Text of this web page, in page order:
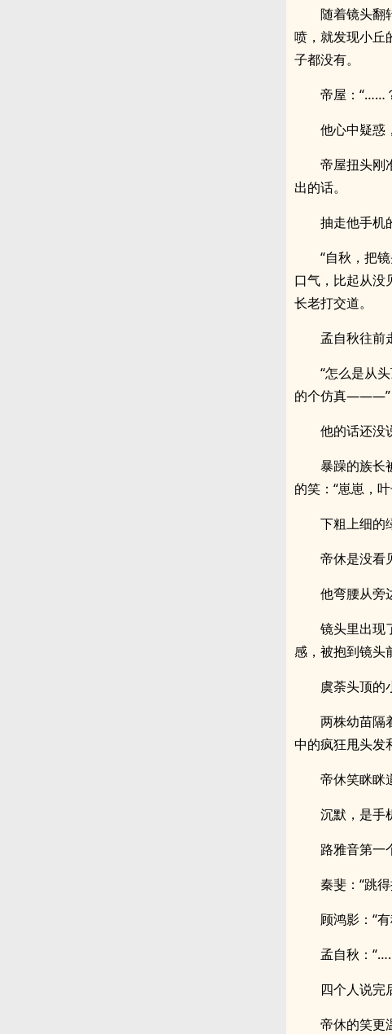
随着镜头翻
喷，就发现小丘
子都没有。
帝屋：“……
他心中疑惑
帝屋扭头刚
出的话。
抽走他手机
“自秋，把
口气，比起从没
长老打交道。
孟自秋往前
“怎么是从
的个仿真———”
他的话还没
暴躁的族长
的笑：“崽崽，
下粗上细的
帝休是没看
他弯腰从旁
镜头里出现
感，被抱到镜头
虞荼头顶的
两株幼苗隔
中的疯狂甩头发
帝休笑眯眯
沉默，是手
路雅音第一
秦斐：“跳
顾鸿影：“
孟自秋：
四个人说完
帝休的笑更